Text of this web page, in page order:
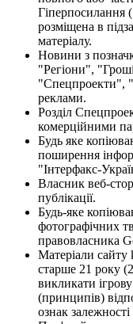
Гіперпосилання
розміщена в
матеріалу.
Новини з
"Регіони",
"Спецпроекти",
реклами.
Розділ
комерційними
Будь яке
поширення
"Інтерфакс-
Власник веб-
публікації.
Будь-яке
фотографічних
правовласника
Матеріали сайту
старше 21 року
викликати
(принципів)
ознак залежності